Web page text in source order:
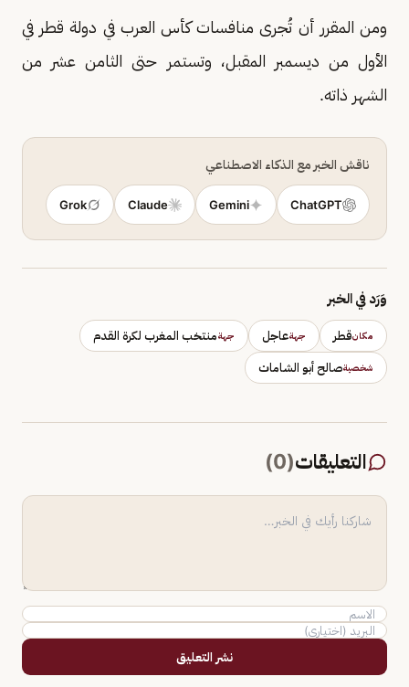
ومن المقرر أن تُجرى منافسات كأس العرب في دولة قطر في
الأول من ديسمبر المقبل، وتستمر حتى الثامن عشر من
الشهر ذاته.
ناقش الخبر مع الذكاء الاصطناعي
ChatGPT
Gemini
Claude
Grok
وَرَد في الخبر
مكانقطر جهةعاجل جهةمنتخب المغرب لكرة القدم
شخصيةصالح أبو الشامات
التعليقات(
0
)
نشر التعليق